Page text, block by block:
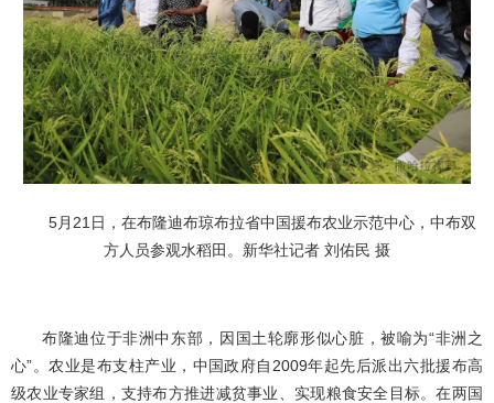
5月21日，在布隆迪布琼布拉省中国援布农业示范中心，中布双
方人员参观水稻田。新华社记者 刘佑民 摄
布隆迪位于非洲中东部，因国土轮廓形似心脏，被喻为“非洲之
心”。农业是布支柱产业，中国政府自2009年起先后派出六批援布高
级农业专家组，支持布方推进减贫事业、实现粮食安全目标。在两国